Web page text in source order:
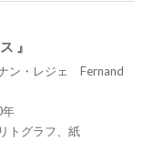
』
ン・レジェ Fernand
年
トグラフ、紙